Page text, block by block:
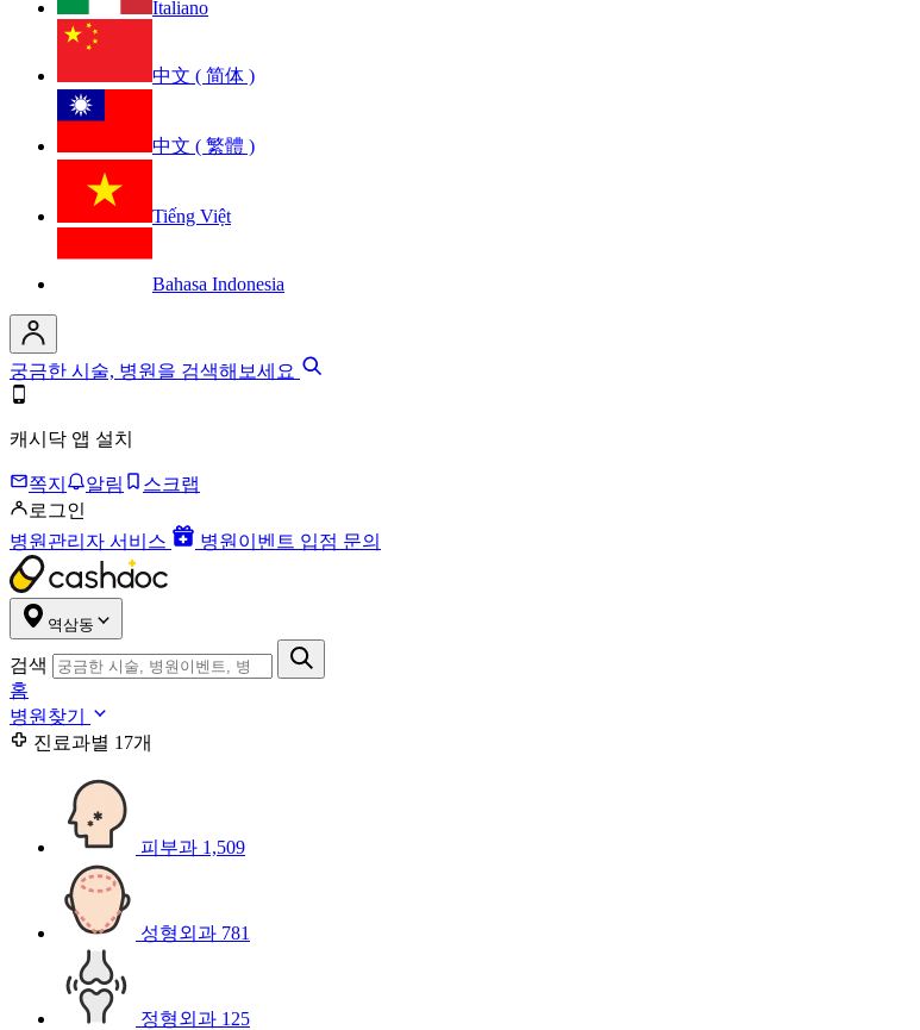
Italiano
中文 ( 简体 )
中文 ( 繁體 )
Tiếng Việt
Bahasa Indonesia
궁금한 시술, 병원을 검색해보세요
캐시닥 앱 설치
쪽지 알림
스크랩
로그인
병원관리자 서비스
병원이벤트 입점 문의
역삼동
검색
홈
병원찾기
진료과별 17개
피부과 1,509
성형외과 781
정형외과 125